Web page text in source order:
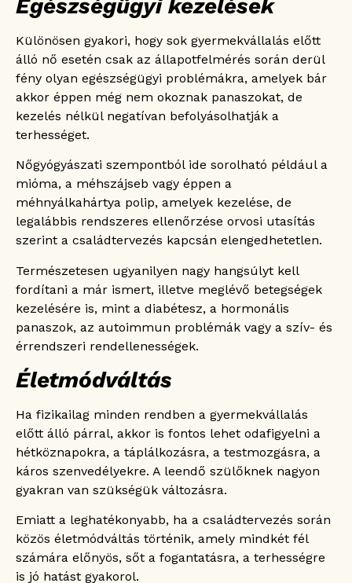
Egészségügyi kezelések
Különösen gyakori, hogy sok gyermekvállalás előtt
álló nő esetén csak az állapotfelmérés során derül
fény olyan egészségügyi problémákra, amelyek bár
akkor éppen még nem okoznak panaszokat, de
kezelés nélkül negatívan befolyásolhatják a
terhességet.
Nőgyógyászati szempontból ide sorolható például a
mióma, a méhszájseb vagy éppen a
méhnyálkahártya polip, amelyek kezelése, de
legalábbis rendszeres ellenőrzése orvosi utasítás
szerint a családtervezés kapcsán elengedhetetlen.
Természetesen ugyanilyen nagy hangsúlyt kell
fordítani a már ismert, illetve meglévő betegségek
kezelésére is, mint a diabétesz, a hormonális
panaszok, az autoimmun problémák vagy a szív- és
érrendszeri rendellenességek.
Életmódváltás
Ha fizikailag minden rendben a gyermekvállalás
előtt álló párral, akkor is fontos lehet odafigyelni a
hétköznapokra, a táplálkozásra, a testmozgásra, a
káros szenvedélyekre. A leendő szülőknek nagyon
gyakran van szükségük változásra.
Emiatt a leghatékonyabb, ha a családtervezés során
közös életmódváltás történik, amely mindkét fél
számára előnyös, sőt a fogantatásra, a terhességre
is jó hatást gyakorol.